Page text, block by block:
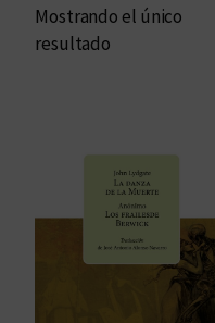
Mostrando el único
resultado